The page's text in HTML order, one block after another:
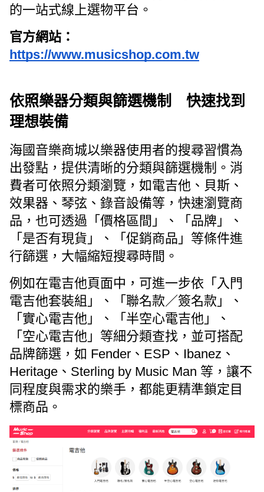
的一站式線上選物平台。
官方網站：
https://www.musicshop.com.tw
依照樂器分類與篩選機制 快速找到
理想裝備
海國音樂商城以樂器使用者的搜尋習慣為
出發點，提供清晰的分類與篩選機制。消
費者可依照分類瀏覽，如電吉他、貝斯、
效果器、琴弦、錄音設備等，快速瀏覽商
品，也可透過「 價格區間 」、「品牌 」、
「是否有現貨 」、「促銷商品 」等條件進
行篩選，大幅縮短搜尋時間。
例如在電吉他頁面中，可進一步依「入門
電吉他套裝組 」、「聯名款／簽名款 」、
「實心電吉他 」、「半空心電吉他 」、
「空心電吉他 」等細分類查找，並可搭配
品牌篩選，如 Fender、 ESP、Ibanez、
Heritage、Sterling by Music Man 等，讓不
同程度與需求的樂手，都能更精準鎖定目
標商品。